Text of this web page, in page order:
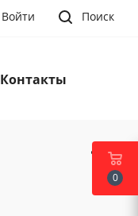
Поиск
Войти
Контакты
0